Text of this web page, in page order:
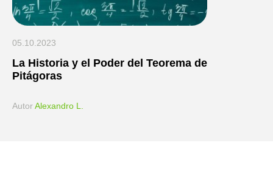
05.10.2023
La Historia y el Poder del Teorema de
Pitágoras
АutorAlexandro L.